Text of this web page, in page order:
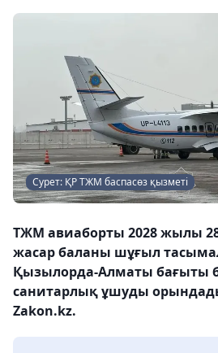
Сурет: ҚР ТЖМ баспасөз қызметі
ТЖМ авиаборты 2028 жылы
жасар баланы шұғыл
Қызылорда-Алматы бағыты
санитарлық ұшуды
Zakon.kz.